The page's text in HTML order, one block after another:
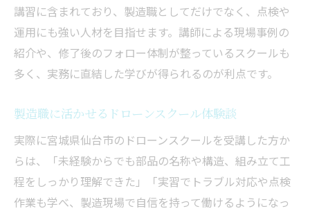
講習に含まれており、製造職としてだけでなく、点検や
運用にも強い人材を目指せます。講師による現場事例の
紹介や、修了後のフォロー体制が整っているスクールも
多く、実務に直結した学びが得られるのが利点です。
製造職に活かせるドローンスクール体験談
実際に宮城県仙台市のドローンスクールを受講した方か
らは、「未経験からでも部品の名称や構造、組み立て工
程をしっかり理解できた」「実習でトラブル対応や点検
作業も学べ、製造現場で自信を持って働けるようになっ